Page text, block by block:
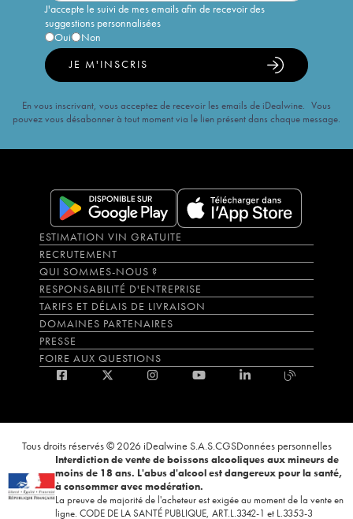
J'accepte le suivi de mes emails afin de recevoir des
suggestions personnalisées
Oui
Non
JE M'INSCRIS
En vous inscrivant, vous acceptez de recevoir les emails de iDealwine. Vous
pouvez vous désabonner à tout moment via le lien présent dans chaque message.
ESTIMATION VIN GRATUITE
RECRUTEMENT
QUI SOMMES-NOUS ?
RESPONSABILITÉ D'ENTREPRISE
TARIFS ET DÉLAIS DE LIVRAISON
DOMAINES PARTENAIRES
PRESSE
FOIRE AUX QUESTIONS
Tous droits réservés © 2026 iDealwine S.A.S.CGSDonnées personnelles
Interdiction de vente de boissons alcooliques aux mineurs de
moins de 18 ans. L'abus d'alcool est dangereux pour la santé,
à consommer avec modération.
La preuve de majorité de l'acheteur est exigée au moment de la vente en
ligne. CODE DE LA SANTÉ PUBLIQUE, ART.L.3342-1 et L.3353-3